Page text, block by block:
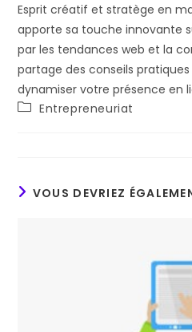
Esprit créatif et stratège en
apporte sa touche innovante
par les tendances web et la
partage des conseils
dynamiser votre présence en
Post
category:
Entrepreneuriat
VOUS DEVRIEZ